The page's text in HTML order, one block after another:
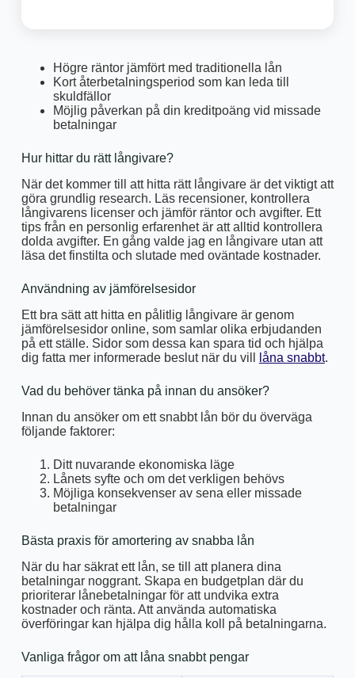
Högre räntor jämfört med traditionella lån
Kort återbetalningsperiod som kan leda till
skuldfällor
Möjlig påverkan på din kreditpoäng vid missade
betalningar
Hur hittar du rätt långivare?
När det kommer till att hitta rätt långivare är det viktigt att
göra grundlig research. Läs recensioner, kontrollera
långivarens licenser och jämför räntor och avgifter. Ett
tips från en personlig erfarenhet är att alltid kontrollera
dolda avgifter. En gång valde jag en långivare utan att
läsa det finstilta och slutade med oväntade kostnader.
Användning av jämförelsesidor
Ett bra sätt att hitta en pålitlig långivare är genom
jämförelsesidor online, som samlar olika erbjudanden
på ett ställe. Sidor som dessa kan spara tid och hjälpa
dig fatta mer informerade beslut när du vill
låna snabbt.
Vad du behöver tänka på innan du ansöker?
Innan du ansöker om ett snabbt lån bör du överväga
följande faktorer:
Ditt nuvarande ekonomiska läge
Lånets syfte och om det verkligen behövs
Möjliga konsekvenser av sena eller missade
betalningar
Bästa praxis för amortering av snabba lån
När du har säkrat ett lån, se till att planera dina
betalningar noggrant. Skapa en budgetplan där du
prioriterar lånebetalningar för att undvika extra
kostnader och ränta. Att använda automatiska
överföringar kan hjälpa dig hålla koll på betalningarna.
Vanliga frågor om att låna snabbt pengar